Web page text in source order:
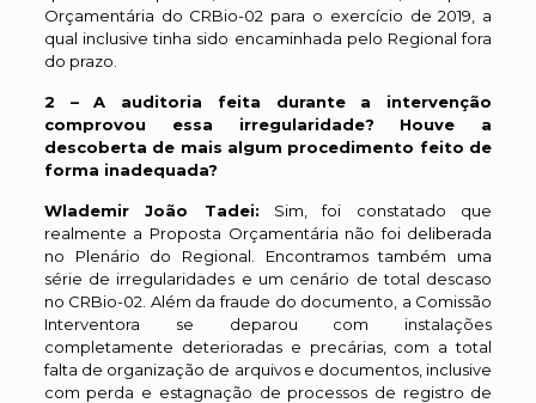
Orçamentária do CRBio-02 para o exercício de 2019, a
qual inclusive tinha sido encaminhada pelo Regional fora
do prazo.
2 – A auditoria feita durante a intervenção
comprovou essa irregularidade? Houve a
descoberta de mais algum procedimento feito de
forma inadequada?
Wlademir João Tadei: Sim, foi constatado que
realmente a Proposta Orçamentária não foi deliberada
no Plenário do Regional. Encontramos também uma
série de irregularidades e um cenário de total descaso
no CRBio-02. Além da fraude do documento, a Comissão
Interventora se deparou com instalações
completamente deterioradas e precárias, com a total
falta de organização de arquivos e documentos, inclusive
com perda e estagnação de processos de registro de